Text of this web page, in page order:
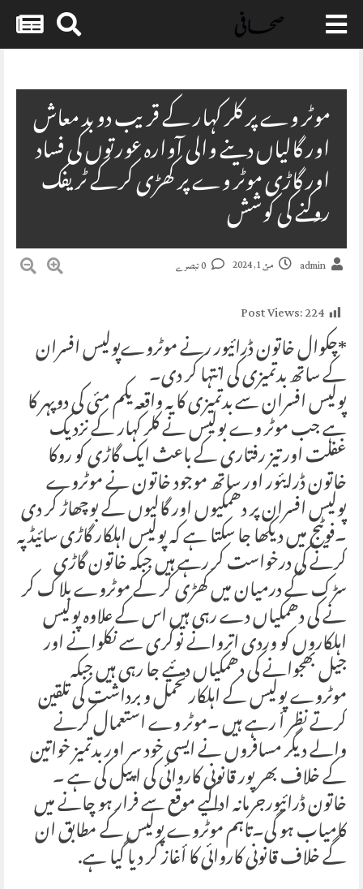
Skip
موٹر وے پر کلر کہار کے قریب دو بد معاش
اور گالیاں دینے والی آوارہ عورتوں کی فساد
اور گاڑی موٹر وے پر کھڑی کرکے ٹریفک
روکنے کی کوشش
admin مئ 1, 2024
Post Views:224
*چکوال خاتون ڈرائیور رنے موٹروےپولیس افسران
کے ساتھ بدتمیزی کی انتہا کر دی۔
پولیس افسران سے بدتمیزی کا یہ واقعہ یکم مئی کی دوپہر کا
ہے جب موٹر وے بولیس نے کلر کہار کے نزدیک
غفلت اور تیز رفتاری کے باعث ایک گاڑی کو روکا
خاتون ڈرایئور اور ساتھ موجود خاتون نے موٹروے
پولیس افسران پر دھمکیوں اور گالیوں کے بوچھاڑ کر دی
۔فوٹیج میں دیکھا جا سکتا ہے کہ پولیس اہلکار گاڑی سائیڈ پہ
کرنے کی درخواست کر رہے ہیں جبکہ خاتون گاڑی
سڑک کے درمیان میں کھڑی کر کے موٹروے بلاک کر
نے کی دھمکیاں دے رہی ہیں اس کے علاوہ پولیس
اہلکاروں کو وردی اتروانے نوکری سے نکلوانے اور
جیل بھجوانے کی دھمکیاں دئیے جا رہی ہیں جبکہ
موٹروے پولیس کے اہلکار تحمل و برداشت کی تلقین
کرتے نظر أ رہے ہیں ۔موٹر وے استعمال کرنے
والے دیگر مسافروں نے ایسی خود سر اور بدتمیز خواتین
کے خلاف بھرپور قانونی کاروائی کی اپیل کی ہے ۔
خاتون ڈرائیورجرمانہ اداکیے موقع سے فرار ہو چانے میں
کامیاب ہو گی۔تاہم موٹروے پولیس کے مطابق ان
گے خلاف قانونی کاروائی کا أغاز کر دیا گیا ہے.